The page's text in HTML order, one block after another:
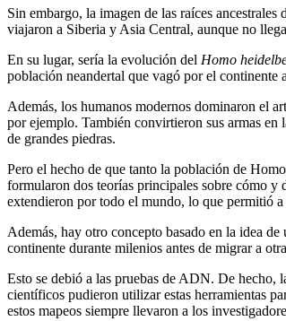
Sin embargo, la imagen de las raíces
viajaron a Siberia y Asia Central, aunque no
En su lugar, sería la evolución del Homo
población neandertal que vagó por el continente
Además, los humanos modernos dominaron el
por ejemplo. También convirtieron sus armas en
de grandes piedras.
Pero el hecho de que tanto la población de
formularon dos teorías principales sobre cómo y
extendieron por todo el mundo, lo que permitió
Además, hay otro concepto basado en la idea
continente durante milenios antes de migrar a
Esto se debió a las pruebas de ADN. De hecho,
científicos pudieron utilizar estas herramientas
estos mapeos siempre llevaron a los